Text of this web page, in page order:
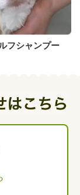
フシャンプー